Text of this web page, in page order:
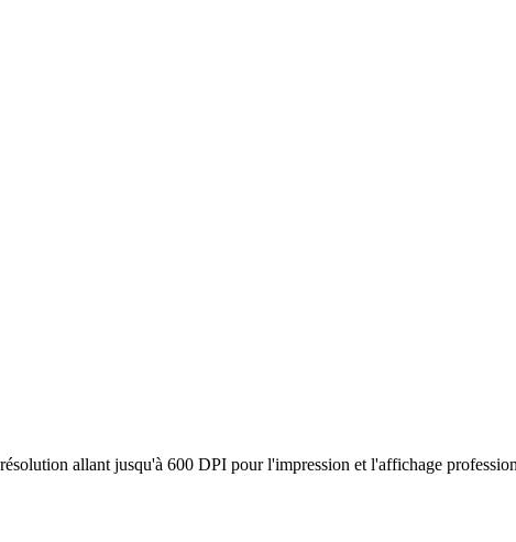
allant jusqu'à 600 DPI pour l'impression et l'affichage